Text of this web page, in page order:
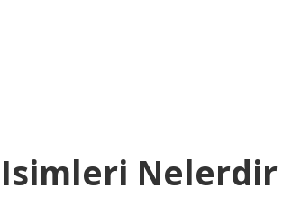
Isimleri Nelerdir